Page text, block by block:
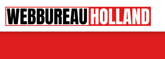
Terug naar: Home